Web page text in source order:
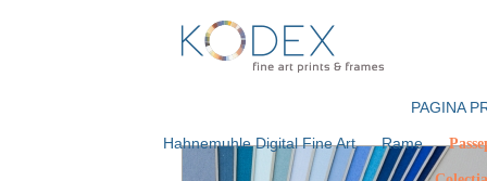
PAGINA
Hahnemuhle Digital Fine Art Rame